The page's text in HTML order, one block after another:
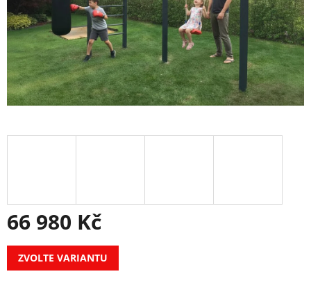
66 980 Kč
Měrná
cena:
ZVOLTE VARIANTU